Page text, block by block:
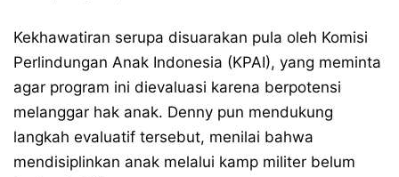
Kekhawatiran serupa disuarakan pula oleh Komisi
Perlindungan Anak Indonesia (KPAI), yang meminta
agar program ini dievaluasi karena berpotensi
melanggar hak anak. Denny pun mendukung
langkah evaluatif tersebut, menilai bahwa
mendisiplinkan anak melalui kamp militer belum